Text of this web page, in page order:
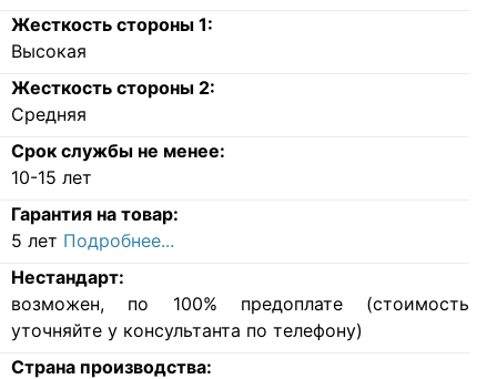
Жесткость стороны 1:
Высокая
Жесткость стороны 2:
Средняя
Срок службы не менее:
10-15 лет
Гарантия на товар:
5 лет Подробнее...
Нестандарт:
возможен, по 100% предоплате (стоимость
уточняйте у консультанта по телефону)
Страна производства: